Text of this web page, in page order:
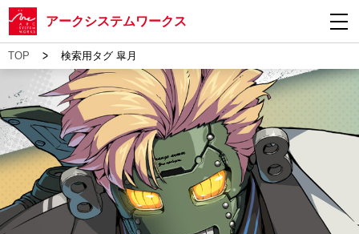
アークシステムワークス
TOP > 検索用タグ 皐月